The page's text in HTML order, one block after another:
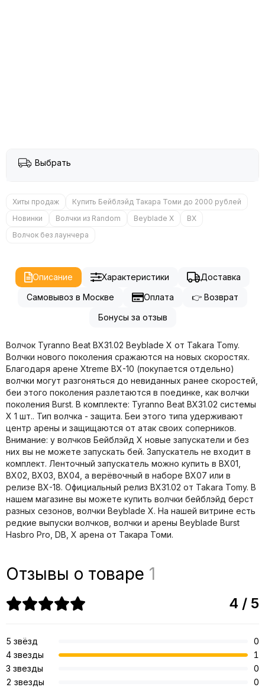
Выбрать
Хиты продаж
Купить Бейблэйд Такара Томи до 2000 рублей
Новинки
Волчки из Random Beyblade X
BX
Волчок без лаунчера
Описание Характеристики
Доставка
Самовывоз в Москве
Оплата
👉 Возврат
Бонусы за отзыв
Волчок Tyranno Beat BX31.02 Beyblade X от Takara Tomy.
Волчки нового поколения сражаются на новых скоростях.
Благодаря арене Xtreme BX-10 (покупается отдельно)
волчки могут разгоняться до невиданных ранее скоростей,
беи этого поколения разлетаются в поединке, как волчки
поколения Burst. В комплекте: Tyranno Beat BX31.02 системы
X 1 шт.. Тип волчка - защита. Беи этого типа удерживают
центр арены и защищаются от атак своих соперников.
Внимание: у волчков Бейблэйд X новые запускатели и без
них вы не можете запускать бей. Запускатель не входит в
комплект. Ленточный запускатель можно купить в BX01,
BX02, BX03, BX04, а верёвочный в наборе BX07 или в
релизе BX-18. Официальный релиз BX31.02 от Takara Tomy. В
нашем магазине вы можете купить волчки бейблэйд берст
разных сезонов, волчки Beyblade X. На нашей витрине есть
редкие выпуски волчков, волчки и арены Beyblade Burst
Hasbro Pro, DB, X арена от Такара Томи.
Отзывы о товаре 1
4 / 5
5 звёзд
0
4 звезды
1
3 звезды
0
2 звезды
0